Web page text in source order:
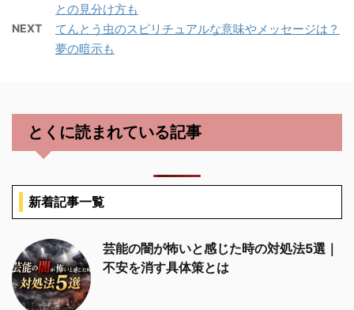
との見分け方も
NEXT
てんとう虫のスピリチュアルな意味やメッセージは？
夢の暗示も
とくに読まれている記事
新着記事一覧
芸能の闇が怖いと感じた時の対処法5選｜
不安を消す具体策とは